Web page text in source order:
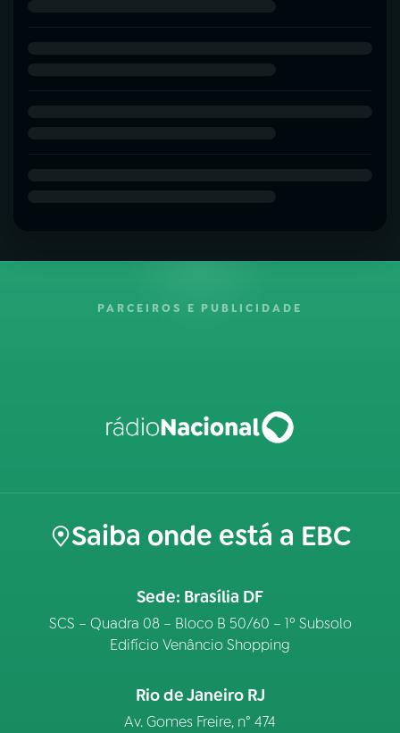
PARCEIROS E PUBLICIDADE
Saiba onde está a EBC
Sede: Brasília DF
SCS – Quadra 08 – Bloco B 50/60 – 1º Subsolo
Edifício Venâncio Shopping
Rio de Janeiro RJ
Av. Gomes Freire, n° 474